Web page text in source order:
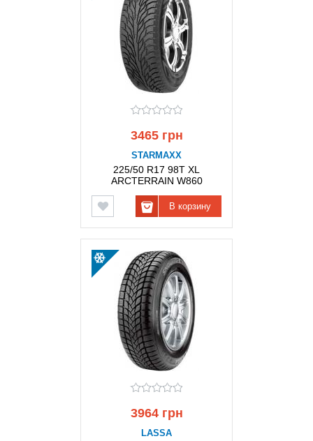
3465 грн
STARMAXX
225/50 R17 98T XL
ARCTERRAIN W860
В корзину
3964 грн
LASSA